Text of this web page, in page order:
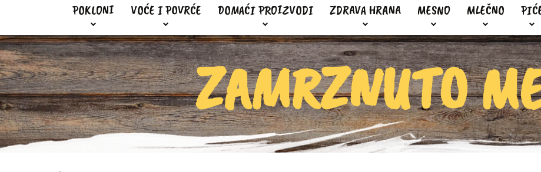
POKLONI VOĆE I POVRĆE DOMAĆI PROIZVODI ZDRAVA HRANA MESNO MLEČNO
ZAMRZNUTO